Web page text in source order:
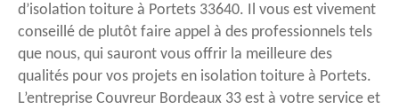
d’isolation toiture à Portets 33640. Il vous est vivement
conseillé de plutôt faire appel à des professionnels tels
que nous, qui sauront vous offrir la meilleure des
qualités pour vos projets en isolation toiture à Portets.
L’entreprise Couvreur Bordeaux 33 est à votre service et